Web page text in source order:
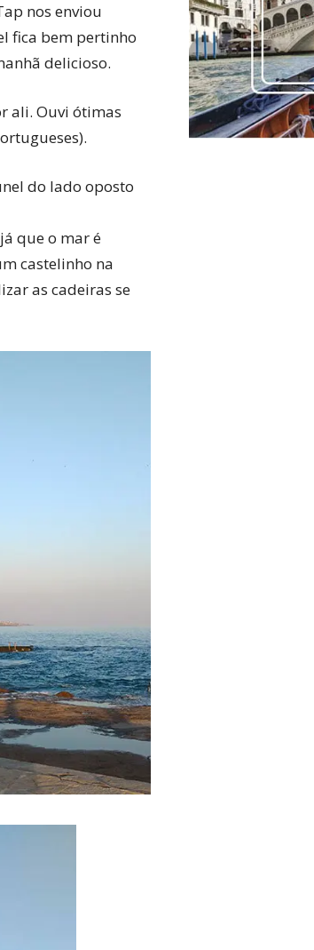
nos enviou
fica bem pertinho
delicioso.
ali. Ouvi ótimas
do lado oposto
que o mar é
castelinho na
as cadeiras se